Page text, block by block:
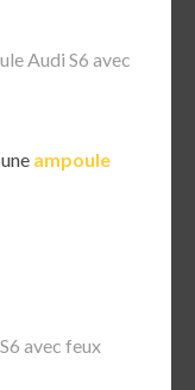
Audi S6 avec
ampoule
avec feux